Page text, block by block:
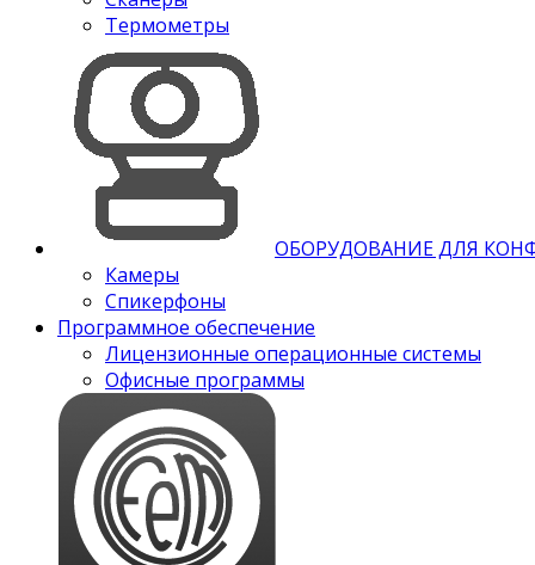
Термометры
ОБОРУДОВАНИЕ ДЛЯ
Камеры
Спикерфоны
Программное обеспечение
Лицензионные операционные системы
Офисные программы